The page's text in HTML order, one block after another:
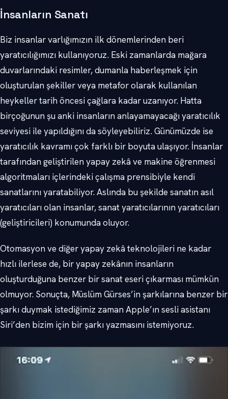
İnsanların Sanatı
Biz insanlar varlığımızın ilk dönemlerinden beri
yaratıcılığımızı kullanıyoruz. Eski zamanlarda mağara
duvarlarındaki resimler, dumanla haberleşmek için
oluşturulan şekiller veya metafor olarak kullanılan
heykeller tarih öncesi çağlara kadar uzanıyor. Hatta
birçoğunun şu anki insanların anlayamayacağı yaratıcılık
seviyesi ile yapıldığını da söyleyebiliriz. Günümüzde ise
yaratıcılık kavramı çok farklı bir boyuta ulaşıyor. İnsanlar
tarafından geliştirilen yapay zekâ ve makine öğrenmesi
algoritmaları içlerindeki çalışma prensibiyle kendi
sanatlarını yaratabiliyor. Aslında bu şekilde sanatın asıl
yaratıcıları olan insanlar, sanat yaratıcılarının yaratıcıları
(geliştiricileri) konumunda oluyor.
Otomasyon ve diğer yapay zekâ teknolojileri ne kadar
hızlı ilerlese de, bir yapay zekânın insanların
oluşturduğuna benzer bir sanat eseri çıkarması mümkün
olmuyor. Sonuçta, Müslüm Gürses’in şarkılarına benzer bir
şarkı duymak istediğimiz zaman Apple’ın sesli asistanı
Siri’den bizim için bir şarkı yazmasını istemiyoruz.